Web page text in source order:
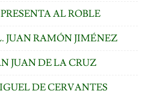
AL ROBLE
JUAN RAMÓN JIMÉNEZ
JUAN DE LA CRUZ
DE CERVANTES